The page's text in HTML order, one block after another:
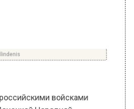
Народной
ходе ожесточенных